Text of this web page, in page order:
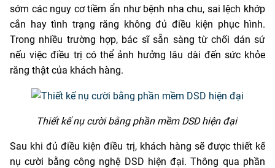
sớm các nguy cơ tiềm ẩn như bệnh nha chu, sai lệch khớp
cắn hay tình trạng răng không đủ điều kiện phục hình.
Trong nhiều trường hợp, bác sĩ sẵn sàng từ chối dán sứ
nếu việc điều trị có thể ảnh hưởng lâu dài đến sức khỏe
răng thật của khách hàng.
Thiết kế nụ cười bằng phần mềm DSD hiện đại
Sau khi đủ điều kiện điều trị, khách hàng sẽ được thiết kế
nụ cười bằng công nghệ DSD hiện đại. Thông qua phần